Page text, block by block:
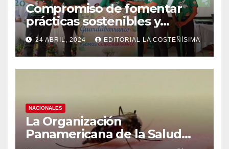
Compromiso de fomentar
prácticas sostenibles y
conciencia ecológica en las
instituciones educativas
24 ABRIL, 2024 EDITORIAL LA COSTEÑÍSIMA
NACIONALES
La Organización
Panamericana de la Salud